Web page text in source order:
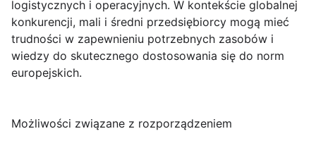
logistycznych i operacyjnych. W kontekście globalnej
konkurencji, mali i średni przedsiębiorcy mogą mieć
trudności w zapewnieniu potrzebnych zasobów i
wiedzy do skutecznego dostosowania się do norm
europejskich.
Możliwości związane z rozporządzeniem